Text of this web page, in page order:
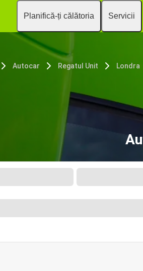
Planifică-ți călătoria Servicii
Autocar Regatul Unit Londra